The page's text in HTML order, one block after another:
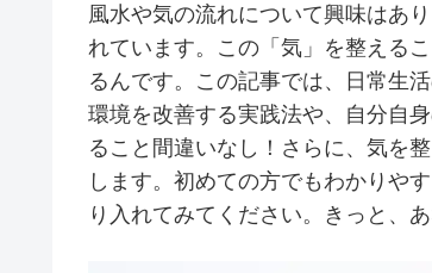
風水や気の流れについて興味はあ
れています。この「気」を整える
るんです。この記事では、日常生
環境を改善する実践法や、自分自
ること間違いなし！さらに、気を
します。初めての方でもわかりや
り入れてみてください。きっと、